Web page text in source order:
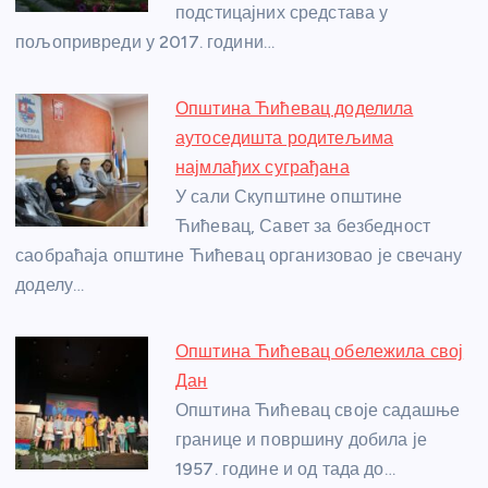
подстицајних средстава у
пољопривреди у 2017. години…
Општина Ћићевац доделила
аутоседишта родитељима
најмлађих суграђана
У сали Скупштине општине
Ћићевац, Савет за безбедност
саобраћаја општине Ћићевац организовао је свечану
доделу…
Општина Ћићевац обележила свој
Дан
Општина Ћићевац своје садашње
границе и површину добила је
1957. године и од тада до…